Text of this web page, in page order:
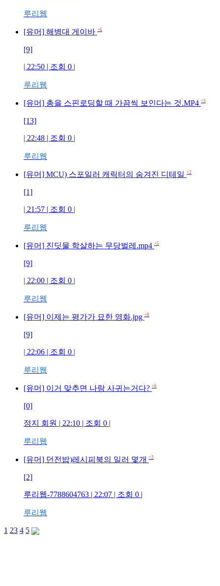
루리웹
[유머] 해병대 게이바 +6
[9]
| 22:50 | 조회 0 |
루리웹
[유머] 총을 스핀로딩할 때 가끔씩 보인다는 것.MP4 +3
[13]
| 22:48 | 조회 0 |
루리웹
[유머] MCU) 스포일러 캐릭터의 숨겨진 디테일 +2
[1]
| 21:57 | 조회 0 |
루리웹
[유머] 진딧물 학살하는 무당벌레.mp4 +5
[9]
| 22:00 | 조회 0 |
루리웹
[유머] 이제는 평가가 묘한 영화.jpg +8
[9]
| 22:06 | 조회 0 |
루리웹
[유머] 이거 맞추면 나랑 사귀는거다? +6
[0]
정지 회원 | 22:10 | 조회 0 |
루리웹
[유머] 던전밥)레시피북의 일러 몇개 +3
[2]
루리웹-7788604763 | 22:07 | 조회 0 |
루리웹
1 23 4 5